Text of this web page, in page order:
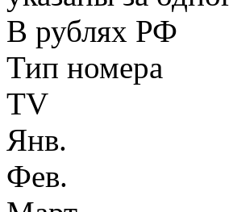
В рублях РФ
Тип номера
TV
Янв.
Фев.